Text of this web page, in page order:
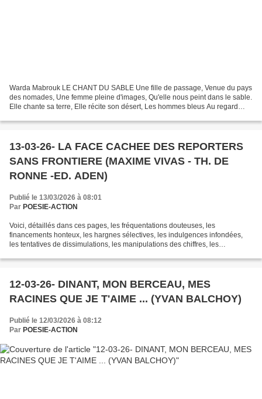
Warda Mabrouk LE CHANT DU SABLE Une fille de passage, Venue du pays
des nomades, Une femme pleine d'images, Qu'elle nous peint dans le sable.
Elle chante sa terre, Elle récite son désert, Les hommes bleus Au regard
13-03-26- LA FACE CACHEE DES REPORTERS
SANS FRONTIERE (MAXIME VIVAS - TH. DE
RONNE -ED. ADEN)
Publié le 13/03/2026 à 08:01
Par POESIE-ACTION
Voici, détaillés dans ces pages, les fréquentations douteuses, les
financements honteux, les hargnes sélectives, les indulgences infondées,
les tentatives de dissimulations, les manipulations des chiffres, les
12-03-26- DINANT, MON BERCEAU, MES
RACINES QUE JE T'AIME ... (YVAN BALCHOY)
Publié le 12/03/2026 à 08:12
Par POESIE-ACTION